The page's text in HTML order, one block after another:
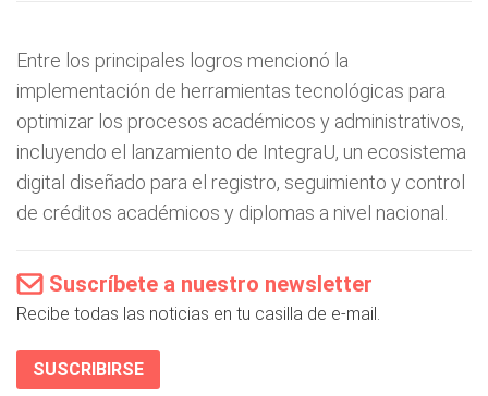
Entre los principales logros mencionó la
implementación de herramientas tecnológicas para
optimizar los procesos académicos y administrativos,
incluyendo el lanzamiento de IntegraU, un ecosistema
digital diseñado para el registro, seguimiento y control
de créditos académicos y diplomas a nivel nacional.
Suscríbete a nuestro newsletter
Recibe todas las noticias en tu casilla de e-mail.
SUSCRIBIRSE